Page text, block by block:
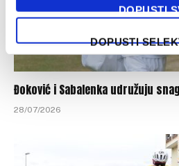
DOPUSTI
DOPUSTI
Đoković i Sabalenka udružuju
28/07/2026